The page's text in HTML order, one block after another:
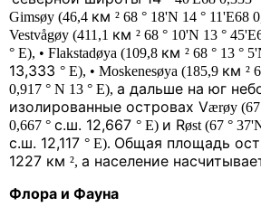
Gimsøy (46,4 км ² 68 ° 18'N 14 ° 11'E68
Vestvågøy (411,1 км ² 68 ° 10'N 13 °
° E), • Flakstadøya (109,8 км ² 68 ° 13 °
13,333 ° E), • Moskenesøya (185,9 км ²
0,917 ° N 13 ° E), а дальше на юг
изолированные островах Værøy (67
0,667 ° с.ш. 12,667 ° E) и Røst (67 °
с.ш. 12,117 ° E). Общая площадь
1227 км ², а население
Флора и Фауна